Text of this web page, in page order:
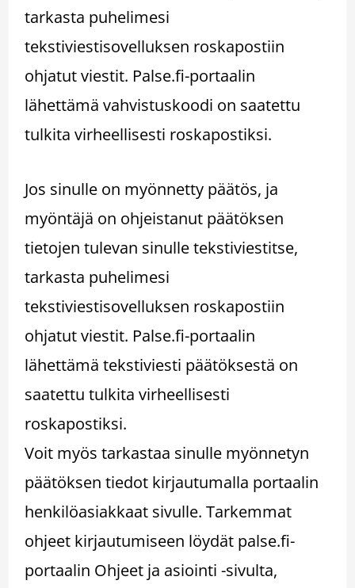
tarkasta puhelimesi
tekstiviestisovelluksen roskapostiin
ohjatut viestit. Palse.fi-portaalin
lähettämä vahvistuskoodi on saatettu
tulkita virheellisesti roskapostiksi.
Jos sinulle on myönnetty päätös, ja
myöntäjä on ohjeistanut päätöksen
tietojen tulevan sinulle tekstiviestitse,
tarkasta puhelimesi
tekstiviestisovelluksen roskapostiin
ohjatut viestit. Palse.fi-portaalin
lähettämä tekstiviesti päätöksestä on
saatettu tulkita virheellisesti
roskapostiksi.
Voit myös tarkastaa sinulle myönnetyn
päätöksen tiedot kirjautumalla portaalin
henkilöasiakkaat sivulle. Tarkemmat
ohjeet kirjautumiseen löydät palse.fi-
portaalin Ohjeet ja asiointi -sivulta,